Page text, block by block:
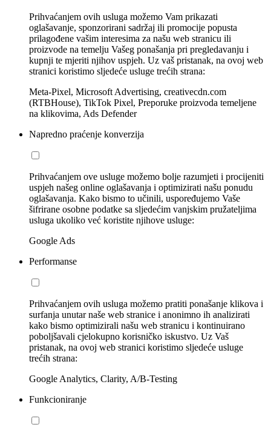
Prihvaćanjem ovih usluga možemo Vam prikazati
oglašavanje, sponzorirani sadržaj ili promocije popusta
prilagođene vašim interesima za našu web stranicu ili
proizvode na temelju Vašeg ponašanja pri pregledavanju i
kupnji te mjeriti njihov uspjeh. Uz vaš pristanak, na ovoj web
stranici koristimo sljedeće usluge trećih strana:
Meta-Pixel, Microsoft Advertising, creativecdn.com
(RTBHouse), TikTok Pixel, Preporuke proizvoda temeljene
na klikovima, Ads Defender
Napredno praćenje konverzija
Prihvaćanjem ove usluge možemo bolje razumjeti i procijeniti
uspjeh našeg online oglašavanja i optimizirati našu ponudu
oglašavanja. Kako bismo to učinili, uspoređujemo Vaše
šifrirane osobne podatke sa sljedećim vanjskim pružateljima
usluga ukoliko već koristite njihove usluge:
Google Ads
Performanse
Prihvaćanjem ovih usluga možemo pratiti ponašanje klikova i
surfanja unutar naše web stranice i anonimno ih analizirati
kako bismo optimizirali našu web stranicu i kontinuirano
poboljšavali cjelokupno korisničko iskustvo. Uz Vaš
pristanak, na ovoj web stranici koristimo sljedeće usluge
trećih strana:
Google Analytics, Clarity, A/B-Testing
Funkcioniranje